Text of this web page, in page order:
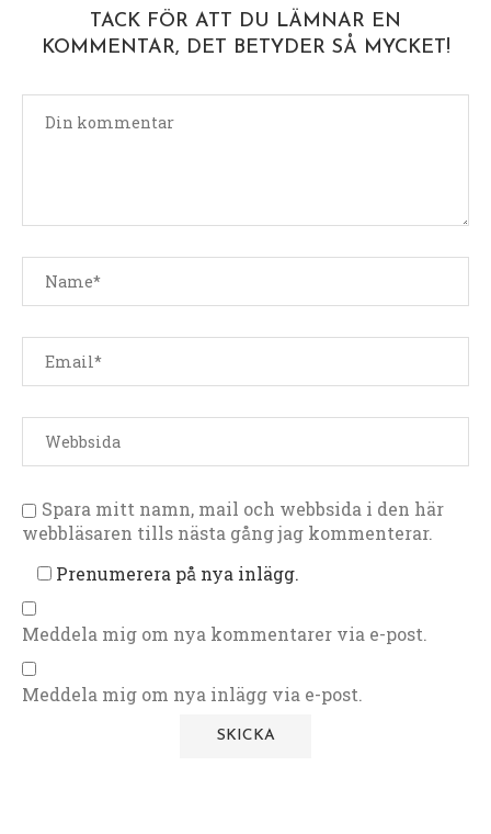
TACK FÖR ATT DU LÄMNAR EN
KOMMENTAR, DET BETYDER SÅ MYCKET!
Spara mitt namn, mail och webbsida i den här
webbläsaren tills nästa gång jag kommenterar.
Prenumerera på nya inlägg.
Meddela mig om nya kommentarer via e-post.
Meddela mig om nya inlägg via e-post.